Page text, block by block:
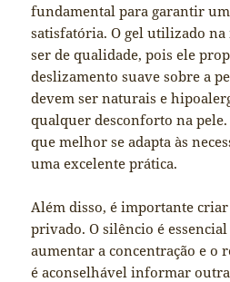
fundamental para garantir
satisfatória. O gel utilizado na
ser de qualidade, pois ele
deslizamento suave sobre a
devem ser naturais e
qualquer desconforto na pele.
que melhor se adapta às
uma excelente prática.
Além disso, é importante
privado. O silêncio é
aumentar a concentração e o
é aconselhável informar